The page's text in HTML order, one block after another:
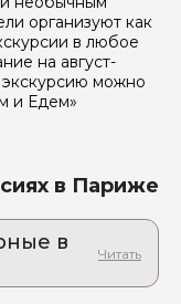
организуют как
в любое
на август-
экскурсию можно
и Едем»
в Париже
в